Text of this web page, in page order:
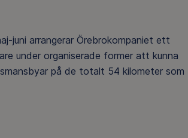
juni arrangerar Örebrokompaniet ett
under organiserade former att kunna
på de totalt 54 kilometer som